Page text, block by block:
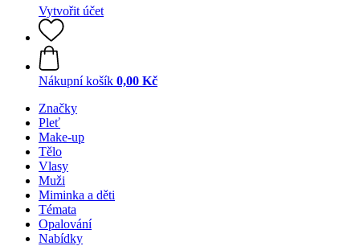
Vytvořit účet
Nákupní košík 0,00 Kč
Značky
Pleť
Make-up
Tělo
Vlasy
Muži
Miminka a děti
Témata
Opalování
Nabídky